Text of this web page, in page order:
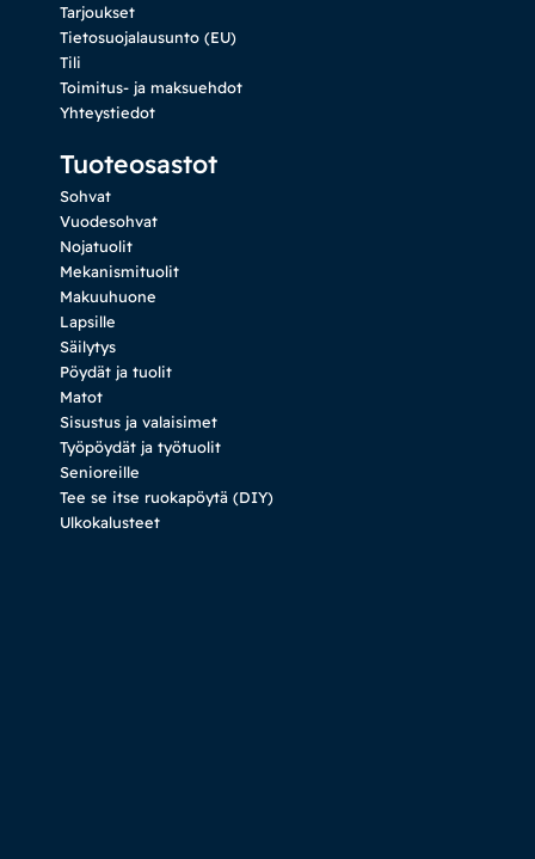
Tarjoukset
Tietosuojalausunto (EU)
Tili
Toimitus- ja maksuehdot
Yhteystiedot
Tuoteosastot
Sohvat
Vuodesohvat
Nojatuolit
Mekanismituolit
Makuuhuone
Lapsille
Säilytys
Pöydät ja tuolit
Matot
Sisustus ja valaisimet
Työpöydät ja työtuolit
Senioreille
Tee se itse ruokapöytä (DIY)
Ulkokalusteet